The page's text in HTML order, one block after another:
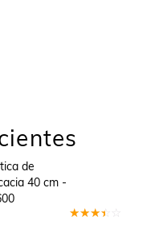
de
40 cm -